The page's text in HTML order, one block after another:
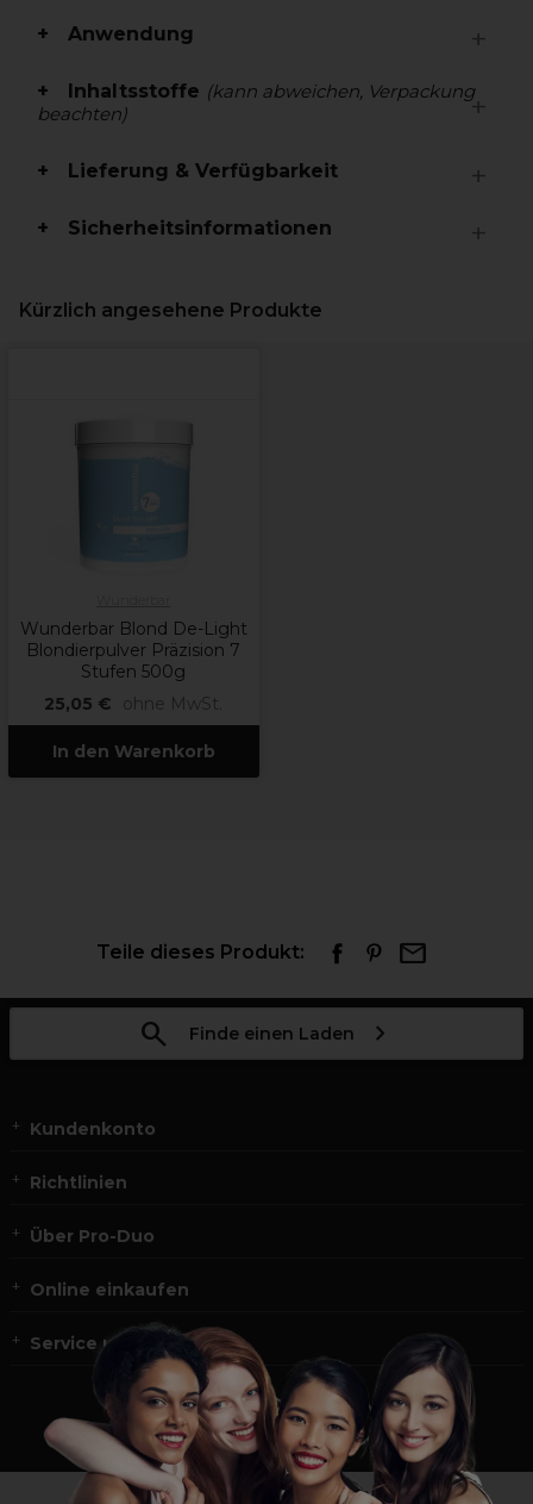
Anwendung
Inhaltsstoffe (kann abweichen, Verpackung
beachten)
Lieferung & Verfügbarkeit
Sicherheitsinformationen
Kürzlich angesehene Produkte
Wunderbar Blond De-Light
Blondierpulver Präzision 7
Stufen 500g
25,05 €
ohne MwSt.
In den Warenkorb
Teile dieses Produkt:
Finde einen Laden
Kundenkonto
Richtlinien
Über Pro-Duo
Online einkaufen
Service und Kontakt
*Du bist kein Profikunde?